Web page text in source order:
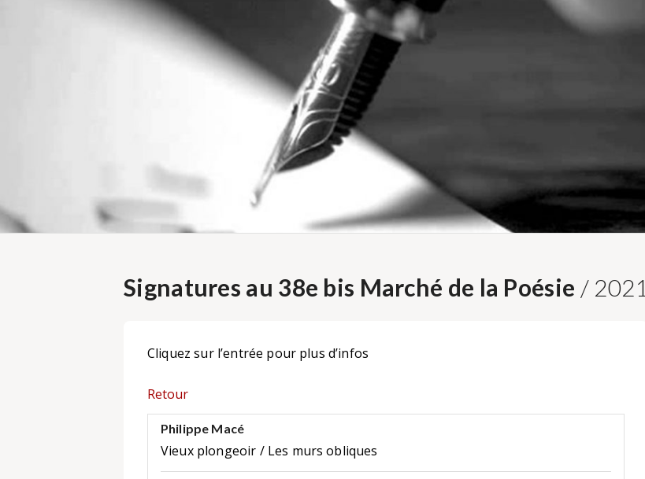
Signatures au 38e bis Marché de la Poésie / 2021
Cliquez sur l’entrée pour plus d’infos
Retour
Philippe Macé
Vieux plongeoir / Les murs obliques